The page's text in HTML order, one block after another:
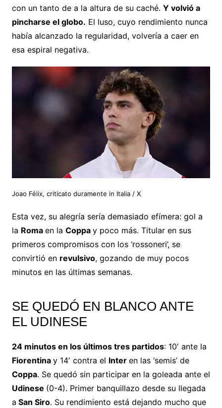
con un tanto de a la altura de su caché. Y volvió a
pincharse el globo. El luso, cuyo rendimiento nunca
había alcanzado la regularidad, volvería a caer en
esa espiral negativa.
Joao Félix, criticato duramente in Italia / X
Esta vez, su alegría sería demasiado efímera: gol a
la Roma en la Coppa y poco más. Titular en sus
primeros compromisos con los ‘rossoneri’, se
convirtió en revulsivo, gozando de muy pocos
minutos en las últimas semanas.
SE QUEDÓ EN BLANCO ANTE
EL UDINESE
24 minutos en los últimos tres partidos: 10′ ante la
Fiorentina y 14′ contra el Inter en las ‘semis’ de
Coppa. Se quedó sin participar en la goleada ante el
Udinese (0-4). Primer banquillazo desde su llegada
a San Siro. Su rendimiento está dejando mucho que